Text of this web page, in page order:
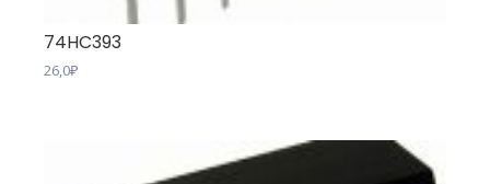
74HC393
26,0₽